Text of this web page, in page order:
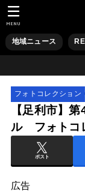
地域ニュース
MENU
フォトコレクション
【足利市】
ル フォトコ
ポスト
広告